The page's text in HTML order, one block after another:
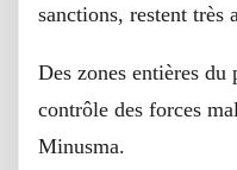
sanctions, restent très
Des zones entières du
contrôle des forces
Minusma.